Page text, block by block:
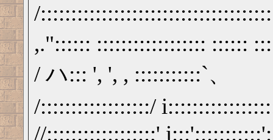
/
,.":::::: :::::::::::::::::: ::::::
/ ハ::: ', ', , :::::::::::`、
/::::::::::::::::::/
//:::::::::::::::::;'